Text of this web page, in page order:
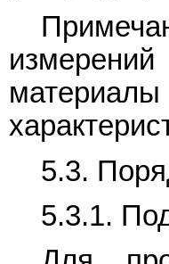
5.3.
5.3.1.